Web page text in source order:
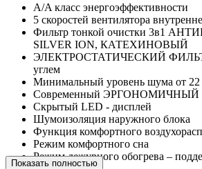
A/A класс энергоэффективности
5 скоростей вентилятора
Фильтр тонкой очистки 3в1
SILVER ION, КАТЕХИНОВЫЙ
ЭЛЕКТРОСТАТИЧЕСКИЙ ФИЛЬТР
углем
Минимальный уровень шума от
Современный ЭРГОНОМИЧНЫЙ
Скрытый LED - дисплей
Шумоизоляция наружного блока
Функция комфортного
Режим комфортного сна
Режим дежурного обогрева –
Показать полностью